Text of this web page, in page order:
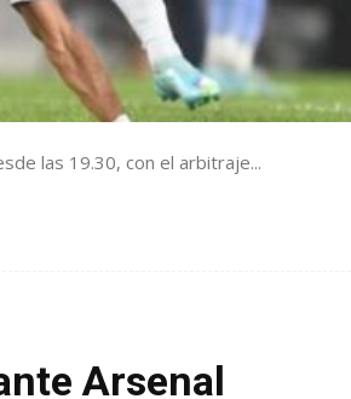
las 19.30, con el arbitraje...
Arsenal